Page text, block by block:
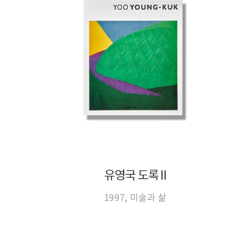
유영국 도록 Ⅱ
1997, 미술과 삶